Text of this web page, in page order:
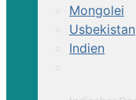
Mongolei
Usbekistan
Indien